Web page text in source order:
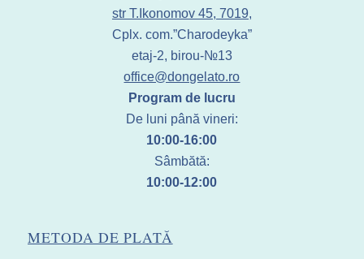
str T.Ikonomov 45, 7019,
Cplx. com.”Charodeyka”
etaj-2, birou-№13
office@dongelato.ro
Program de lucru
De luni până vineri:
10:00-16:00
Sâmbătă:
10:00-12:00
METODA DE PLATĂ